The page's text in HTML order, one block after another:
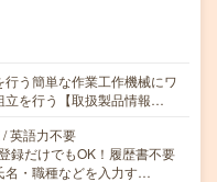
う簡単な作業工作機械にワ
立を行う【取扱製品情報…
英語力不要
録だけでもOK！履歴書不要
・職種などを入力す…